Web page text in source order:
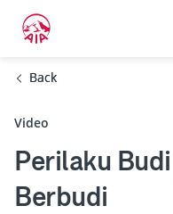
Back
Back
Video
Perilaku
Berbudi